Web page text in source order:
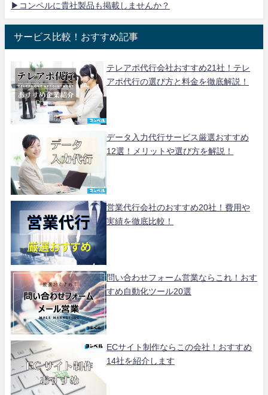
▶コンペルに貴社製品も掲載しませんか？
サービス比較！おすすめ記事
テレアポ代行会社おすすめ21社！テレ
アポ代行の選び方と料金を徹底解説！
データ入力代行サービス厳選おすすめ
12選！メリットや選び方を解説！
営業代行会社のおすすめ20社！費用や
実績を徹底比較！
問い合わせフォーム営業ならこれ！おす
すめ自動化ツール20選
ECサイト制作ならこの会社！おすすめ
14社を紹介します